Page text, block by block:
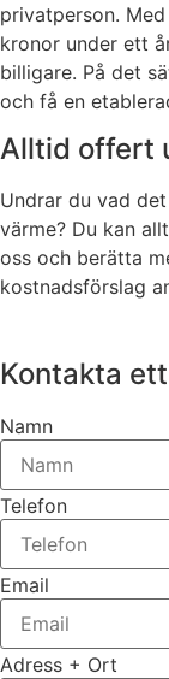
privatperson.
kronor under ett
billigare. På det
och få en
Alltid offert
Undrar du vad
värme? Du kan
oss och berätta
kostnadsförslag
Kontakta
Namn
Telefon
Email
Adress + Ort